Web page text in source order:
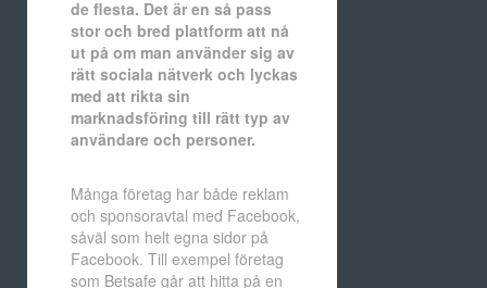
de flesta. Det är en så pass
stor och bred plattform att nå
ut på om man använder sig av
rätt sociala nätverk och lyckas
med att rikta sin
marknadsföring till rätt typ av
användare och personer.
Många företag har både reklam
och sponsoravtal med Facebook,
såväl som helt egna sidor på
Facebook. Till exempel företag
som Betsafe går att hitta på en